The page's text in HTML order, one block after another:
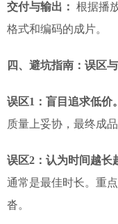
交付与输出： 根据播
格式和编码的成片。
四、避坑指南：误区
误区1：盲目追求低价。
质量上妥协，最终成
误区2：认为时间越长
通常是最佳时长。重
沓。